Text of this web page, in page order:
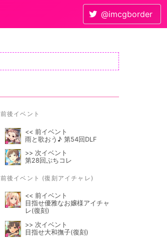
@imcgborder
前後イベント
<< 前イベント
雨と歌おう♪ 第54回DLF
>> 次イベント
第28回ぷちコレ
前後イベント (復刻アイチャレ)
<< 前イベント
目指せ優雅なお嬢様アイチャ
レ(復刻)
>> 次イベント
目指せ大和撫子(復刻)